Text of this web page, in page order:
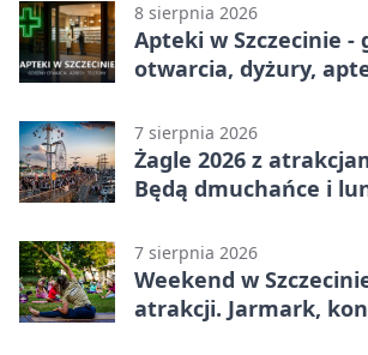
8 sierpnia 2026
Apteki w Szczecinie -
otwarcia, dyżury,
7 sierpnia 2026
Żagle 2026 z
Będą dmuchańce i
7 sierpnia 2026
Weekend w
atrakcji. Jarmark,